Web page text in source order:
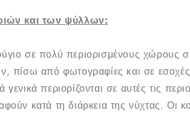
και των ψύλλων:
σε πολύ περιορισμένους χώρους
πίσω από φωτογραφίες και σε
περιορίζονται σε αυτές τις
κατά τη διάρκεια της νύχτας. Οι